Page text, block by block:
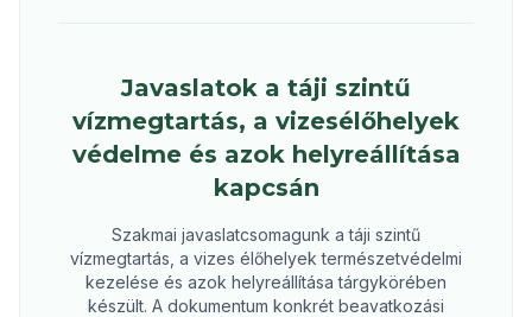
Javaslatok a táji szintű
vízmegtartás, a vizesélőhelyek
védelme és azok helyreállítása
kapcsán
Szakmai javaslatcsomagunk a táji szintű
vízmegtartás, a vizes élőhelyek természetvédelmi
kezelése és azok helyreállítása tárgykörében
készült. A dokumentum konkrét beavatkozási